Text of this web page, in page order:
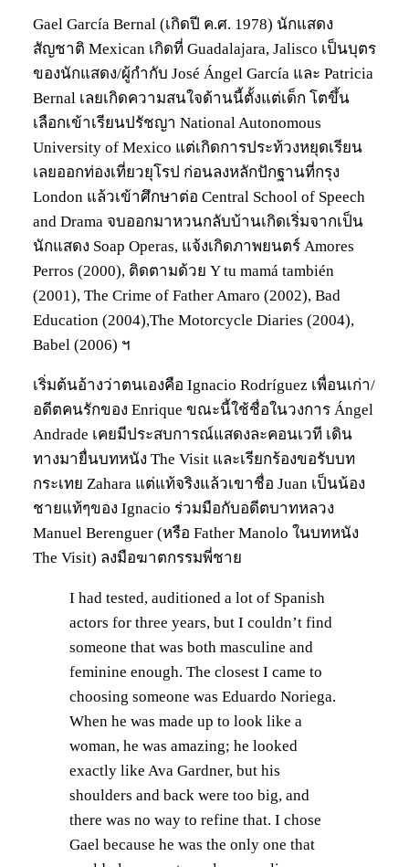
Gael García Bernal (เกิดปี ค.ศ. 1978) นักแสดง
สัญชาติ Mexican เกิดที่ Guadalajara, Jalisco เป็นบุตร
ของนักแสดง/ผู้กำกับ José Ángel García และ Patricia
Bernal เลยเกิดความสนใจด้านนี้ตั้งแต่เด็ก โตขึ้น
เลือกเข้าเรียนปรัชญา National Autonomous
University of Mexico แต่เกิดการประท้วงหยุดเรียน
เลยออกท่องเที่ยวยุโรป ก่อนลงหลักปักฐานที่กรุง
London แล้วเข้าศึกษาต่อ Central School of Speech
and Drama จบออกมาหวนกลับบ้านเกิดเริ่มจากเป็น
นักแสดง Soap Operas, แจ้งเกิดภาพยนตร์ Amores
Perros (2000), ติดตามด้วย Y tu mamá también
(2001), The Crime of Father Amaro (2002), Bad
Education (2004),The Motorcycle Diaries (2004),
Babel (2006) ฯ
เริ่มต้นอ้างว่าตนเองคือ Ignacio Rodríguez เพื่อนเก่า/
อดีตคนรักของ Enrique ขณะนี้ใช้ชื่อในวงการ Ángel
Andrade เคยมีประสบการณ์แสดงละคอนเวที เดิน
ทางมายื่นบทหนัง The Visit และเรียกร้องขอรับบท
กระเทย Zahara แต่แท้จริงแล้วเขาชื่อ Juan เป็นน้อง
ชายแท้ๆของ Ignacio ร่วมมือกับอดีตบาทหลวง
Manuel Berenguer (หรือ Father Manolo ในบทหนัง
The Visit) ลงมือฆาตกรรมพี่ชาย
I had tested, auditioned a lot of Spanish
actors for three years, but I couldn’t find
someone that was both masculine and
feminine enough. The closest I came to
choosing someone was Eduardo Noriega.
When he was made up to look like a
woman, he was amazing; he looked
exactly like Ava Gardner, but his
shoulders and back were too big, and
there was no way to refine that. I chose
Gael because he was the only one that